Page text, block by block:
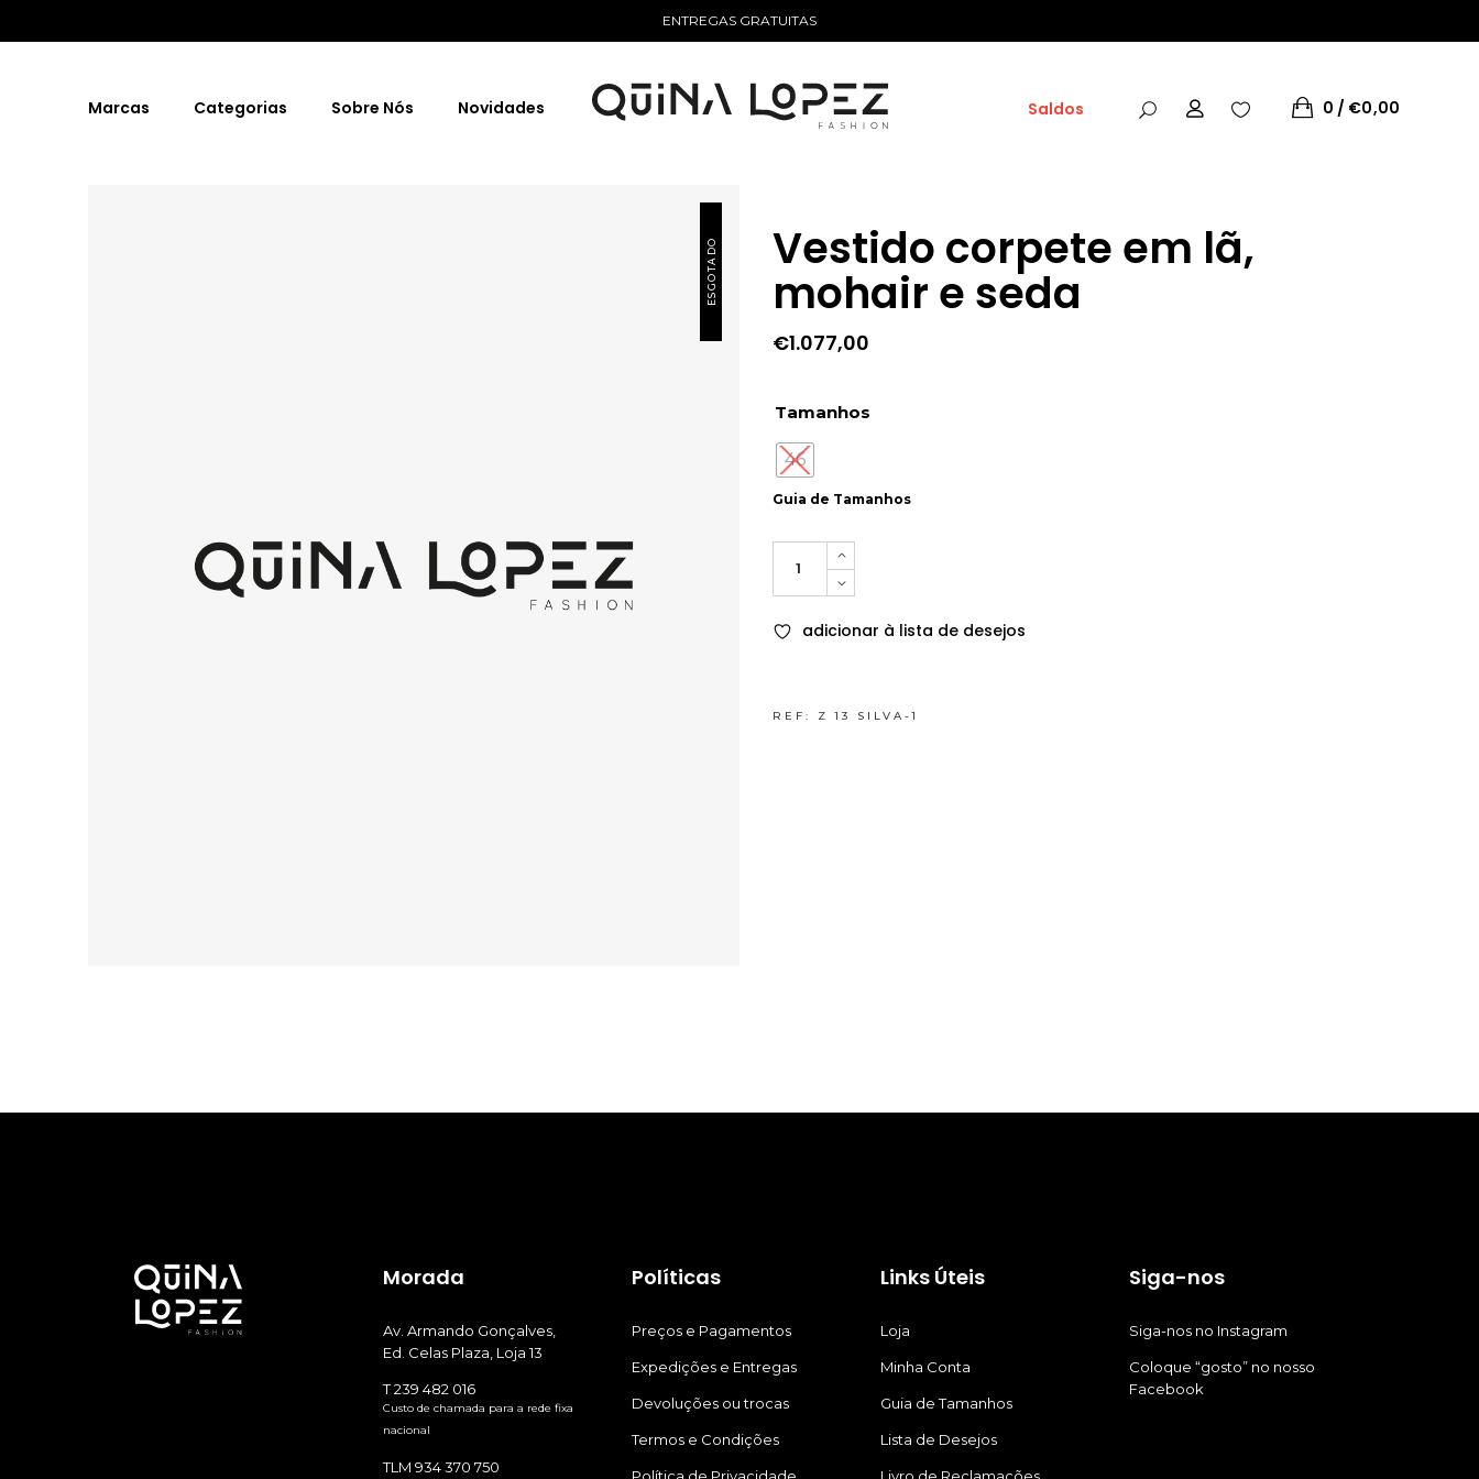
ENTREGAS GRATUITAS
Marcas Categorias Sobre Nós Novidades Saldos 0 €0,00
ESGOTADO Vestido corpete em lã,
mohair e seda
€1.077,00
Guia de Tamanhos
Tamanhos
46
Quantity
adicionar à lista de desejos
REF: Z 13 SILVA-1
Morada
Av. Armando Gonçalves,
Ed. Celas Plaza, Loja 13
T 239 482 016
Custo de chamada para a rede fixa
nacional
TLM 934 370 750
Políticas
Preços e Pagamentos
Expedições e Entregas
Devoluções ou trocas
Termos e Condições
Links Úteis
Loja
Minha Conta
Guia de Tamanhos
Lista de Desejos
Siga-nos
Siga-nos no Instagram
Coloque “gosto” no nosso
Facebook